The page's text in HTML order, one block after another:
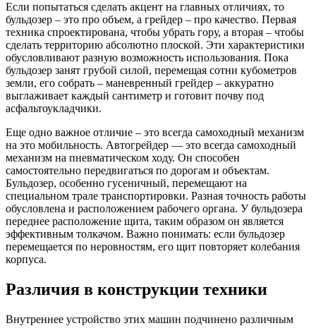
Если попытаться сделать акцент на главных отличиях, то
бульдозер – это про объем, а грейдер – про качество. Первая
техника спроектирована, чтобы убрать гору, а вторая – чтобы
сделать территорию абсолютно плоской. Эти характеристики
обусловливают разную возможность использования. Пока
бульдозер занят грубой силой, перемещая сотни кубометров
земли, его собрать – маневренный грейдер – аккуратно
выглаживает каждый сантиметр и готовит почву под
асфальтоукладчики.
Еще одно важное отличие – это всегда самоходный механизм
на это мобильность. Автогрейдер — это всегда самоходный
механизм на пневматическом ходу. Он способен
самостоятельно передвигаться по дорогам и объектам.
Бульдозер, особенно гусеничный, перемещают на
специальном трале транспортировки. Разная точность работы
обусловлена и расположением рабочего органа. У бульдозера
переднее расположение щита, таким образом он является
эффективным толкачом. Важно понимать: если бульдозер
перемещается по неровностям, его щит повторяет колебания
корпуса.
Различия в конструкции техники
Внутреннее устройство этих машин подчинено различным